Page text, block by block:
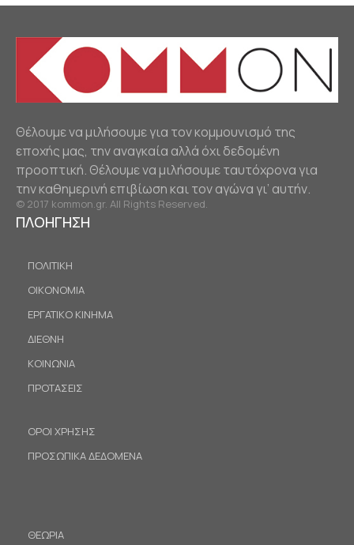
Θέλουμε να μιλήσουμε για τον κομμουνισμό της
εποχής μας, την αναγκαία αλλά όχι δεδομένη
προοπτική. Θέλουμε να μιλήσουμε ταυτόχρονα για
την καθημερινή επιβίωση και τον αγώνα γι’ αυτήν.
© 2017 kommon.gr. All Rights Reserved.
ΠΛΟΗΓΗΣΗ
ΠΟΛΙΤΙΚΗ
ΟΙΚΟΝΟΜΙΑ
ΕΡΓΑΤΙΚΟ ΚΙΝΗΜΑ
ΔΙΕΘΝΗ
ΚΟΙΝΩΝΙΑ
ΠΡΟΤΑΣΕΙΣ
ΟΡΟΙ ΧΡΗΣΗΣ
ΠΡΟΣΩΠΙΚΑ ΔΕΔΟΜΕΝΑ
ΘΕΩΡΙΑ